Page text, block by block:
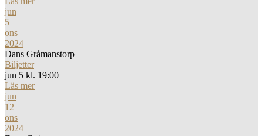
jun
5
ons
2024
Dans Gråmanstorp
Biljetter
jun 5 kl. 19:00
Läs mer
jun
12
ons
2024